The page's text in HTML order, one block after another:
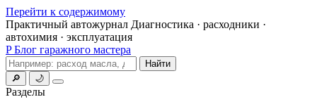
Перейти к содержимому
Практичный автожурнал Диагностика · расходники ·
автохимия · эксплуатация
P Блог гаражного мастера
Поиск
Найти
🔎
🌙
Меню
Разделы